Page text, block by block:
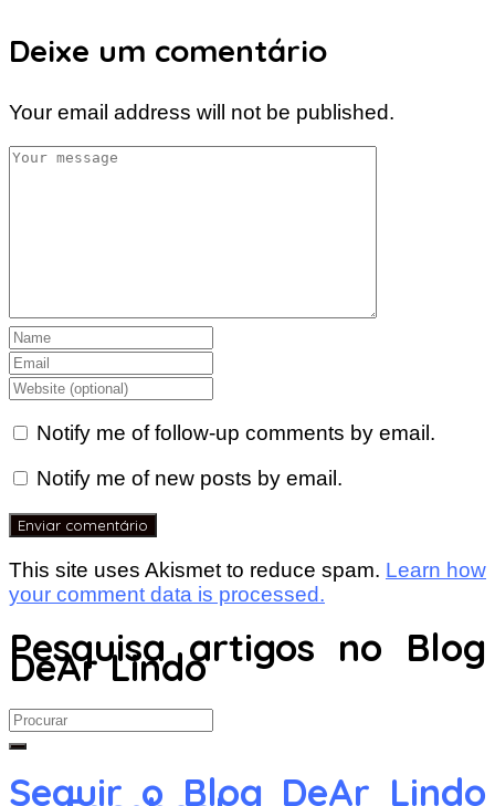
Deixe um comentário
Your email address will not be published.
Notify me of follow-up comments by email.
Notify me of new posts by email.
This site uses Akismet to reduce spam. Learn how
your comment data is processed.
Pesquisa artigos no Blog
DeAr Lindo
Search
for:
Seguir o Blog DeAr Lindo